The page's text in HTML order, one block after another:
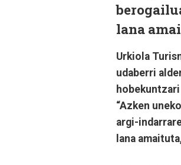
lana
Urkiola
udaberri
“Azken
argi-
lana